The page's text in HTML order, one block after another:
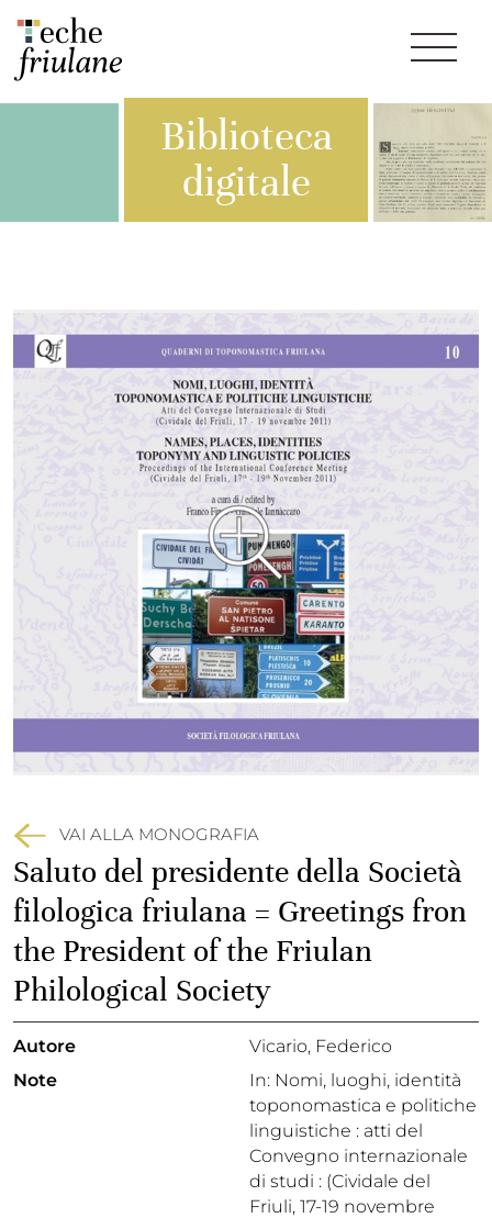
Biblioteca
digitale
VAI ALLA MONOGRAFIA
Saluto del presidente della Società
filologica friulana = Greetings fron
the President of the Friulan
Philological Society
Autore
Vicario, Federico
Note
In: Nomi, luoghi, identità
toponomastica e politiche
linguistiche : atti del
Convegno internazionale
di studi : (Cividale del
Friuli, 17-19 novembre